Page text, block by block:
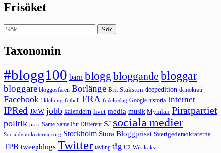
Frisöket
Sök
efter:
Taxonomin
#blogg100 barn blogg bloggande bloggar
bloggare bloggosfären Borlänge Brit Stakston deepedition demokrati
Facebook fildelning fotboll FRA födelsedag Google historia Internet
IPRed JMW jobb kalendern livet media musik Mymlan Piratpartiet
politik präst Same Same But Different SJ sociala medier
Socialdemokraterna sorg Stockholm Stora Bloggpriset Sverigedemokraterna
TPB tweepblogs Twitter tävling tåg U2 Wikileaks